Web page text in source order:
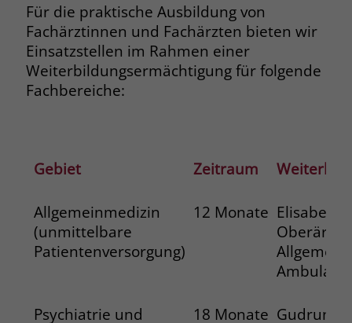
Für die praktische Ausbildung von
Fachärztinnen und Fachärzten bieten wir
Einsatzstellen im Rahmen einer
Weiterbildungsermächtigung für folgende
Fachbereiche:
Gebiet Zeitraum
Allgemeinmedizin
(unmittelbare
Patientenversorgung)
12 Monate Elisabeth
Ambulanz
Psychiatrie und 18 Monate Gudrun